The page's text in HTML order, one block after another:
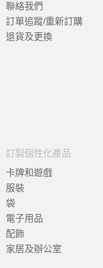
聯絡我們
訂單追蹤/重新訂購
退貨及更換
訂製個性化產品
卡牌和遊戲
服裝
袋
電子用品
配飾
家居及辦公室